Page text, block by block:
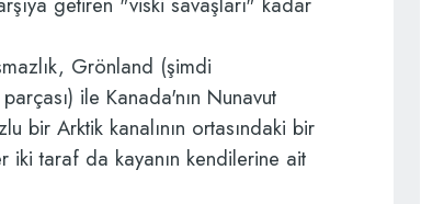
Grönland (şimdi
ile Kanada'nın Nunavut
bir Arktik kanalının ortasındaki bir
iki taraf da kayanın kendilerine ait